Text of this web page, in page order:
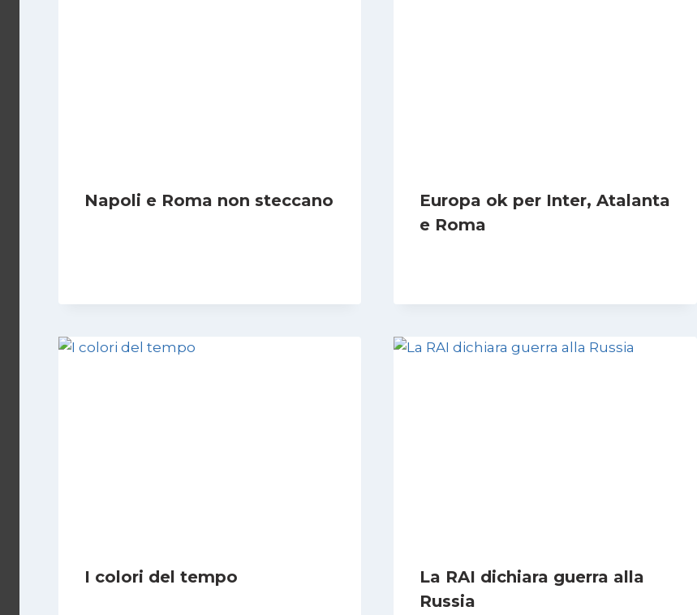
Napoli e Roma non steccano
Europa ok per Inter, Atalanta
e Roma
I colori del tempo
La RAI dichiara guerra alla
Russia